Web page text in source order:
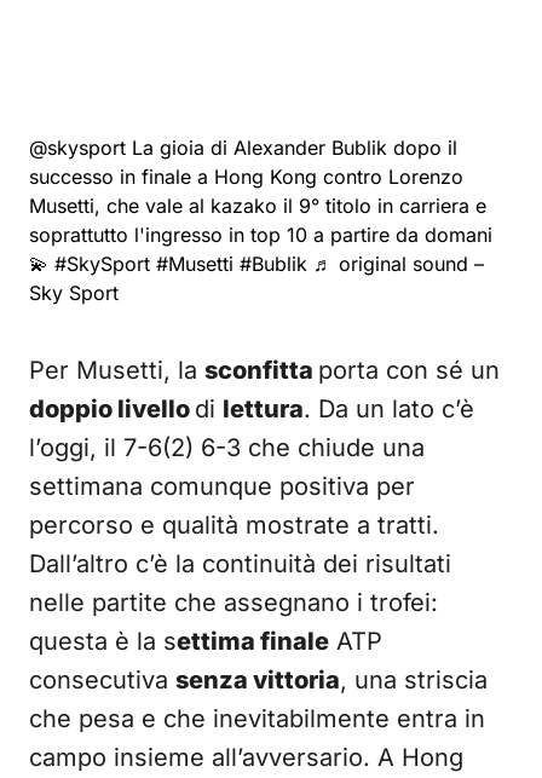
@skysport La gioia di Alexander Bublik dopo il
successo in finale a Hong Kong contro Lorenzo
Musetti, che vale al kazako il 9° titolo in carriera e
soprattutto l'ingresso in top 10 a partire da domani
💫 #SkySport #Musetti #Bublik ♬ original sound –
Sky Sport
Per Musetti, la sconfitta porta con sé un
doppio livello di lettura. Da un lato c’è
l’oggi, il 7-6(2) 6-3 che chiude una
settimana comunque positiva per
percorso e qualità mostrate a tratti.
Dall’altro c’è la continuità dei risultati
nelle partite che assegnano i trofei:
questa è la settima finale ATP
consecutiva senza vittoria, una striscia
che pesa e che inevitabilmente entra in
campo insieme all’avversario. A Hong